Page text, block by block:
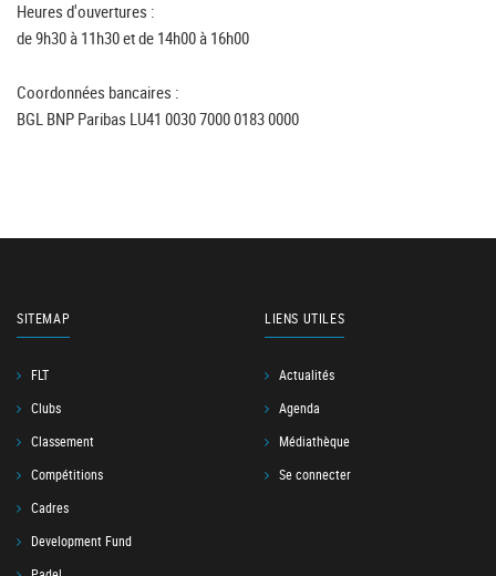
Heures d'ouvertures :
de 9h30 à 11h30 et de 14h00 à 16h00
Coordonnées bancaires :
BGL BNP Paribas LU41 0030 7000 0183 0000
SITEMAP
FLT
Clubs
Classement
Compétitions
Cadres
Development Fund
LIENS UTILES
Actualités
Agenda
Médiathèque
Se connecter